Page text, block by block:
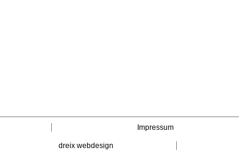
Impressum
dreix webdesign